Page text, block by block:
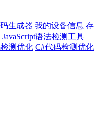
生成器 我的设备信息 存
JavaScript语法检测工具
检测优化 C#代码检测优化